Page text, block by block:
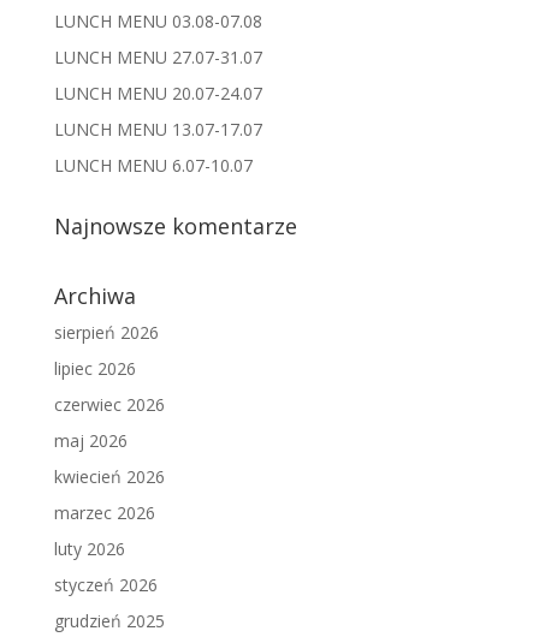
LUNCH MENU 03.08-07.08
LUNCH MENU 27.07-31.07
LUNCH MENU 20.07-24.07
LUNCH MENU 13.07-17.07
LUNCH MENU 6.07-10.07
Najnowsze komentarze
Archiwa
sierpień 2026
lipiec 2026
czerwiec 2026
maj 2026
kwiecień 2026
marzec 2026
luty 2026
styczeń 2026
grudzień 2025